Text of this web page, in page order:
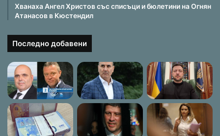
Хванаха Ангел Христов със списъци и бюлетини на Огнян
Атанасов в Кюстендил
Последно добавени